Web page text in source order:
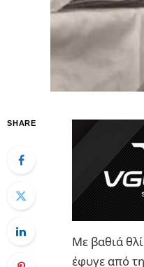
SHARE
Με βαθιά
έφυγε από